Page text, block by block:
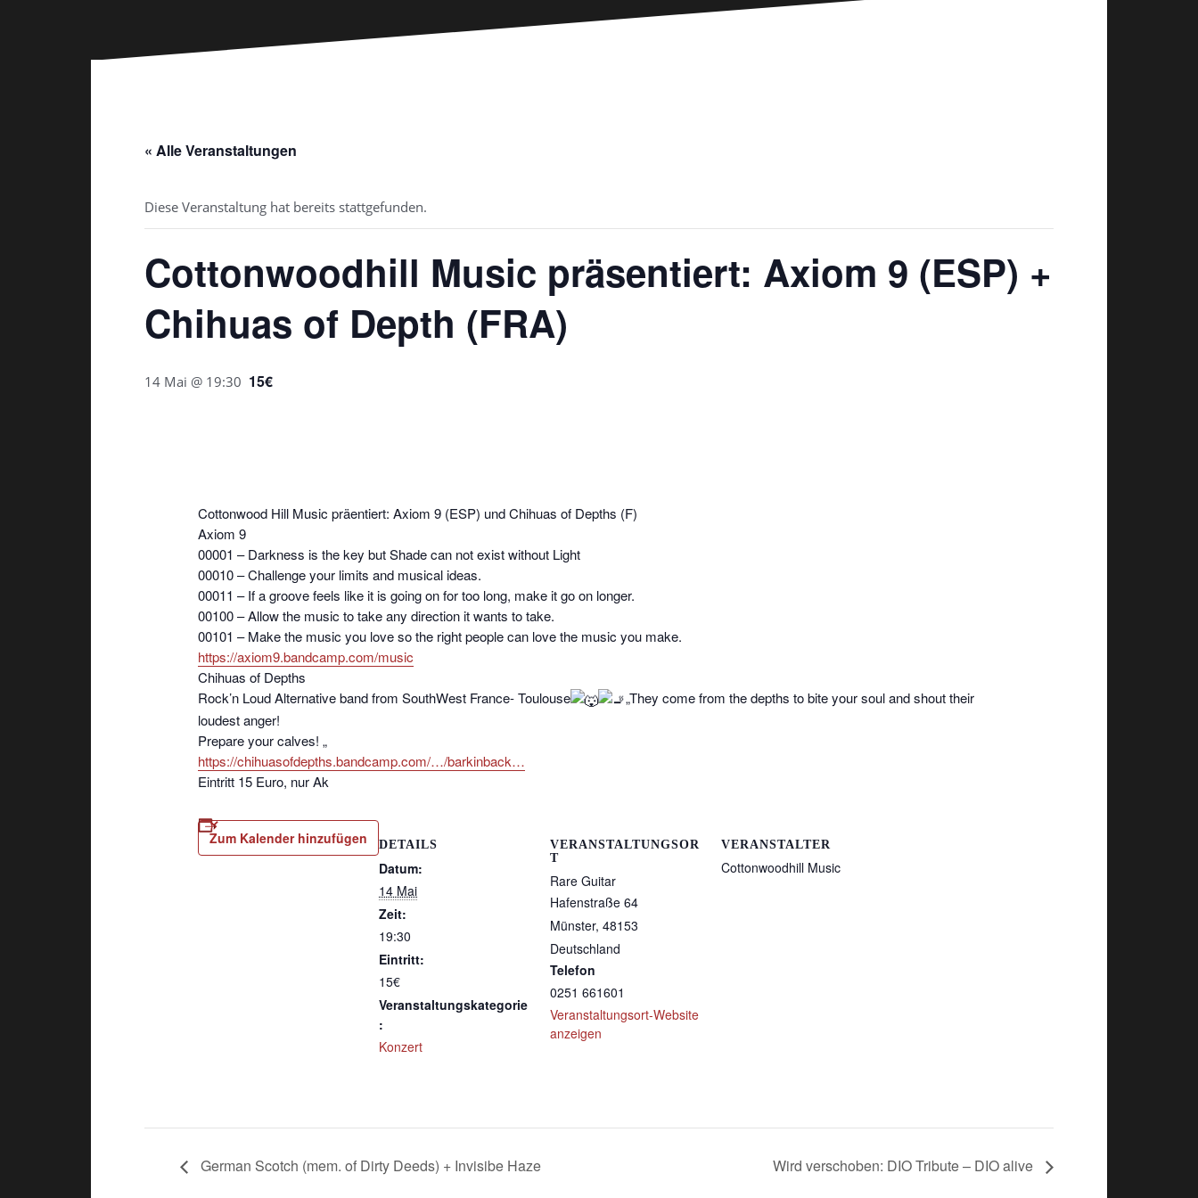
« Alle Veranstaltungen
Diese Veranstaltung hat bereits stattgefunden.
Cottonwoodhill Music präsentiert: Axiom 9 (ESP) +
Chihuas of Depth (FRA)
14 Mai @ 19:30 15€
Cottonwood Hill Music präentiert: Axiom 9 (ESP) und Chihuas of Depths (F)
Axiom 9
00001 – Darkness is the key but Shade can not exist without Light
00010 – Challenge your limits and musical ideas.
00011 – If a groove feels like it is going on for too long, make it go on longer.
00100 – Allow the music to take any direction it wants to take.
00101 – Make the music you love so the right people can love the music you make.
https://axiom9.bandcamp.com/music
Chihuas of Depths
Rock’n Loud Alternative band from SouthWest France- Toulouse
„They come from the depths to bite your soul and shout their
loudest anger!
Prepare your calves! „
https://chihuasofdepths.bandcamp.com/…/barkinback…
Eintritt 15 Euro, nur Ak
Zum Kalender hinzufügen DETAILS
Datum:
14 Mai
Zeit:
19:30
Eintritt:
15€
Veranstaltungskategorie
:
Konzert
VERANSTALTUNGSOR
T
Rare Guitar
Hafenstraße 64
Münster, 48153
Deutschland
Telefon
0251 661601
Veranstaltungsort-Website
anzeigen
VERANSTALTER
Cottonwoodhill Music
German Scotch (mem. of Dirty Deeds) + Invisibe Haze Wird verschoben: DIO Tribute – DIO alive